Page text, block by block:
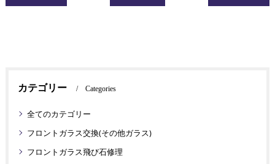
カテゴリー Categories
全てのカテゴリー
フロントガラス交換(その他ガラス)
フロントガラス飛び石修理